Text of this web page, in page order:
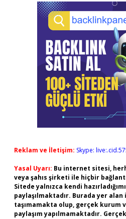
Reklam ve İletişim: Skype:
Yasal Uyarı: Bu internet sitesi,
veya şahıs şirketi ile hiçbir
Sitede yalnızca kendi
paylaşılmaktadır. Burada yer
taşımamakta olup, gerçek kurum
paylaşım yapılmamaktadır.